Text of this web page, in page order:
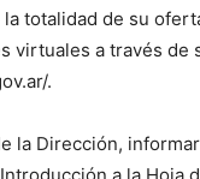
totalidad de su
virtuales a través de
.
la Dirección,